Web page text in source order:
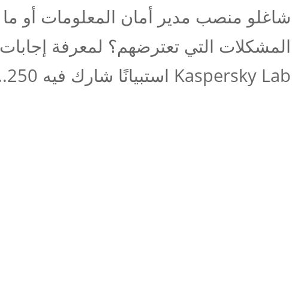
شاغلو منصب مدير أمان المعلومات أو ما
المشكلات التي تعترضهم؟ لمعرفة
Kaspersky Lab استبيانًا شارك فيه 250...